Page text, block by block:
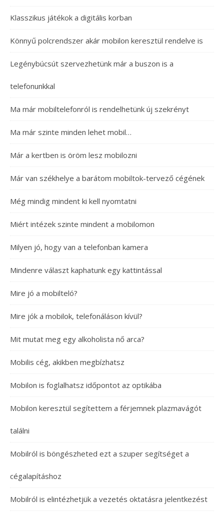
Klasszikus játékok a digitális korban
Könnyű polcrendszer akár mobilon keresztül rendelve is
Legénybúcsút szervezhetünk már a buszon is a
telefonunkkal
Ma már mobiltelefonról is rendelhetünk új szekrényt
Ma már szinte minden lehet mobil…
Már a kertben is öröm lesz mobilozni
Már van székhelye a barátom mobiltok-tervező cégének
Még mindig mindent ki kell nyomtatni
Miért intézek szinte mindent a mobilomon
Milyen jó, hogy van a telefonban kamera
Mindenre választ kaphatunk egy kattintással
Mire jó a mobilteló?
Mire jók a mobilok, telefonáláson kívül?
Mit mutat meg egy alkoholista nő arca?
Mobilis cég, akikben megbízhatsz
Mobilon is foglalhatsz időpontot az optikába
Mobilon keresztül segítettem a férjemnek plazmavágót
találni
Mobilról is böngészheted ezt a szuper segítséget a
cégalapításhoz
Mobilról is elintézhetjük a vezetés oktatásra jelentkezést